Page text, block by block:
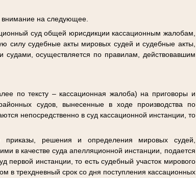
внимание на следующее.
суд общей юрисдикции кассационным жалобам,
силу судебные акты мировых судей и судебные акты,
судами, осуществляется по правилам, действовавшим
по тексту – кассационная жалоба) на приговоры и
судов, вынесенные в ходе производства по
непосредственно в суд кассационной инстанции, то
решения и определения мировых судей,
в качестве суда апелляционной инстанции, подается
первой инстанции, то есть судебный участок мирового
в трехдневный срок со дня поступления кассационных